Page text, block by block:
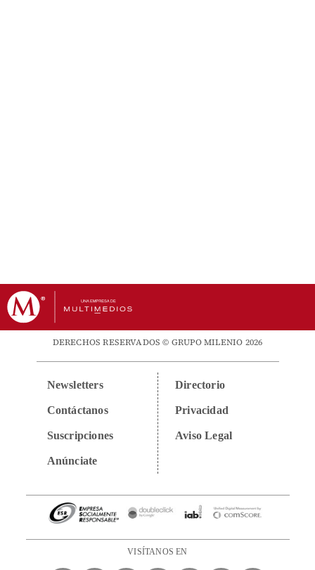
DERECHOS RESERVADOS © GRUPO MILENIO 2026
Newsletters
Contáctanos
Suscripciones
Anúnciate
Directorio
Privacidad
Aviso Legal
VISÍTANOS EN